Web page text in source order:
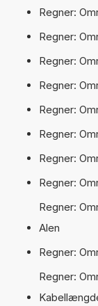
Regner:
Regner:
Regner:
Regner:
Regner:
Regner:
Regner:
Regner:
Regner:
Alen
Regner:
Regner: